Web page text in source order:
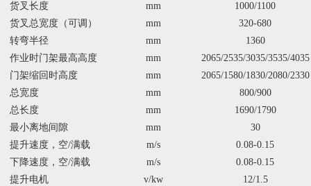
货叉长度
mm
1000/1100
货叉总宽度（可调）
mm
320-680
转弯半径
mm
1360
作业时门架最高高度
mm 2065/2535/3035/3535/4035
门架缩回时高度
mm 2065/1580/1830/2080/2330
总宽度
mm
800/900
总长度
mm
1690/1790
最小离地间隙
mm
30
提升速度，空/满载
m/s
0.08-0.15
下降速度，空/满载
m/s
0.08-0.15
提升电机
v/kw 12/1.5